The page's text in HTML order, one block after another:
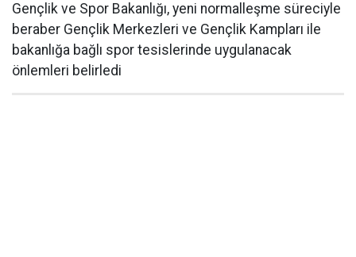
Gençlik ve Spor Bakanlığı, yeni normalleşme süreciyle
beraber Gençlik Merkezleri ve Gençlik Kampları ile
bakanlığa bağlı spor tesislerinde uygulanacak
önlemleri belirledi